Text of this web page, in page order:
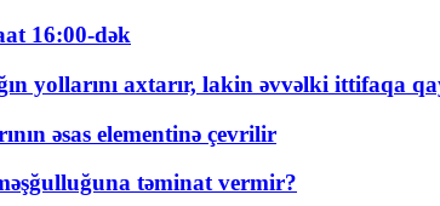
16:00-dək
yollarını axtarır, lakin əvvəlki ittifaqa
əsas elementinə çevrilir
təminat vermir?